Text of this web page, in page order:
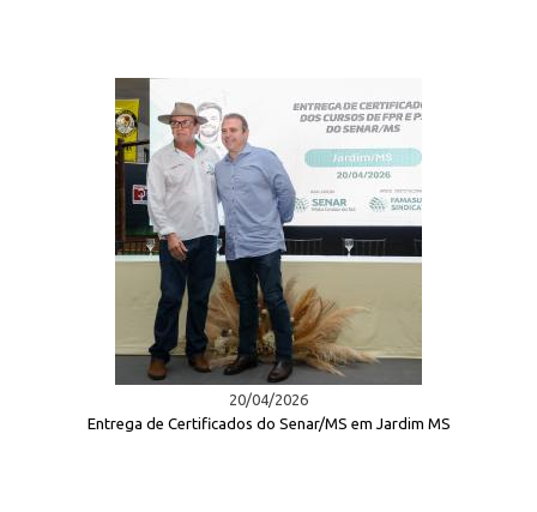
20/04/2026
Entrega de Certificados do Senar/MS em Jardim MS